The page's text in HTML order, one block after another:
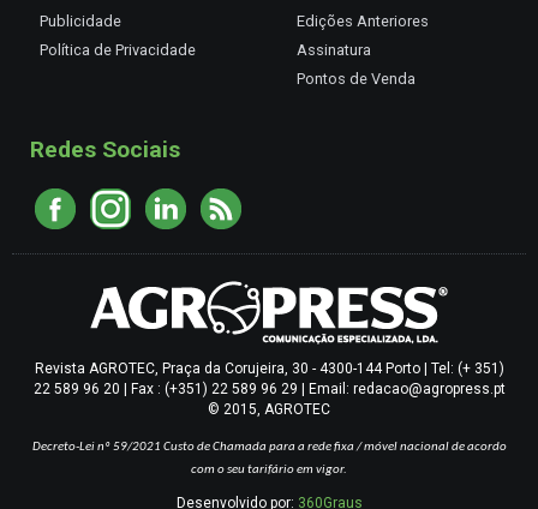
Publicidade
Política de Privacidade
Edições Anteriores
Assinatura
Pontos de Venda
Redes Sociais
Revista AGROTEC, Praça da Corujeira, 30 - 4300-144 Porto | Tel: (+ 351)
22 589 96 20 | Fax : (+351) 22 589 96 29 | Email: redacao@agropress.pt
© 2015, AGROTEC
Decreto-Lei nº 59/2021 Custo de Chamada para a rede fixa / móvel nacional de acordo
com o seu tarifário em vigor.
Desenvolvido por: 360Graus